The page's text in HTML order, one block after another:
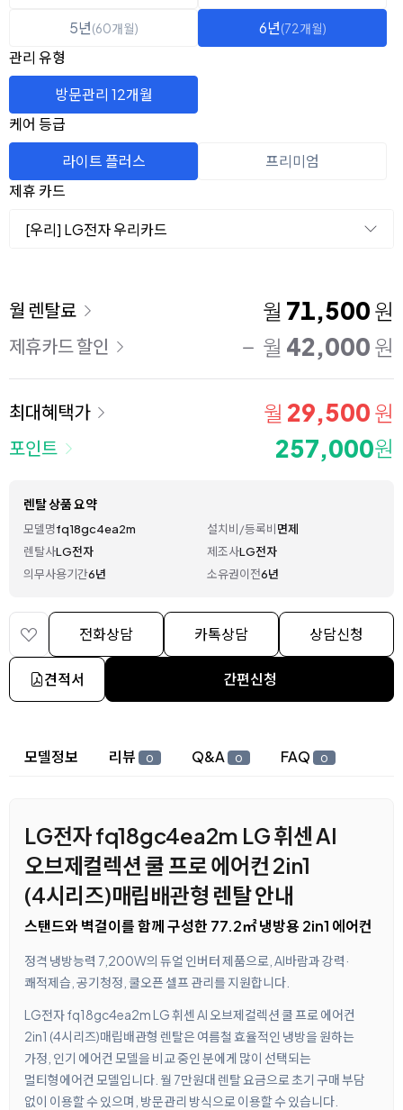
5년(60개월) 6년(72개월)
관리 유형
방문관리 12개월
케어 등급
라이트 플러스
프리미엄
제휴 카드
[우리] LG전자 우리카드
이용 요금
월 렌탈료 월 71,500 원
제휴카드 할인 월 42,000 원
최대혜택가 월 29,500 원
포인트 257,000원
렌탈 상품 요약
모델명fq18gc4ea2m 설치비/등록비면제
렌탈사LG전자 제조사LG전자
의무사용기간6년 소유권이전6년
전화상담 카톡상담 상담신청
견적서 간편신청
상세 정보
모델정보 리뷰 0 Q&A 0 FAQ 0
LG전자 fq18gc4ea2m LG 휘센 AI
오브제컬렉션 쿨 프로 에어컨 2in1
(4시리즈)매립배관형 렌탈 안내
스탠드와 벽걸이를 함께 구성한 77.2㎡ 냉방용 2in1 에어컨
정격 냉방능력 7,200W의 듀얼 인버터 제품으로, AI바람과 강력·
쾌적제습, 공기청정, 쿨오픈 셀프 관리를 지원합니다.
LG전자 fq18gc4ea2m LG 휘센 AI 오브제컬렉션 쿨 프로 에어컨
2in1 (4시리즈)매립배관형 렌탈은 여름철 효율적인 냉방을 원하는
가정, 인기 에어컨 모델을 비교 중인 분에게 많이 선택되는
멀티형에어컨 모델입니다. 월 7만원대 렌탈 요금으로 초기 구매 부담
없이 이용할 수 있으며, 방문관리 방식으로 이용할 수 있습니다.